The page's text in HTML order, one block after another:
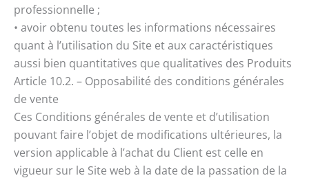
professionnelle ;
• avoir obtenu toutes les informations nécessaires
quant à l’utilisation du Site et aux caractéristiques
aussi bien quantitatives que qualitatives des Produits
Article 10.2. – Opposabilité des conditions générales
de vente
Ces Conditions générales de vente et d’utilisation
pouvant faire l’objet de modifications ultérieures, la
version applicable à l’achat du Client est celle en
vigueur sur le Site web à la date de la passation de la